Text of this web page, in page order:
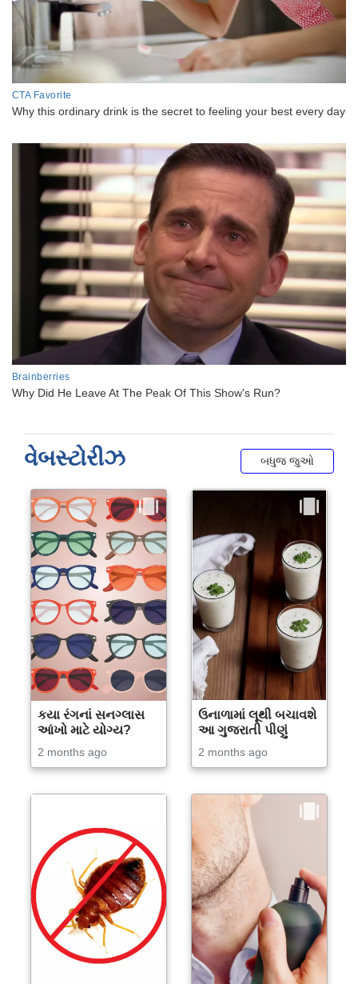
વેબસ્ટોરીઝ બધુજ જુઓ
કયા રંગનાં સનગ્લાસ
આંખો માટે યોગ્ય?
2 months ago
ઉનાળામાં લૂથી બચાવશે
આ ગુજરાતી પીણું
2 months ago